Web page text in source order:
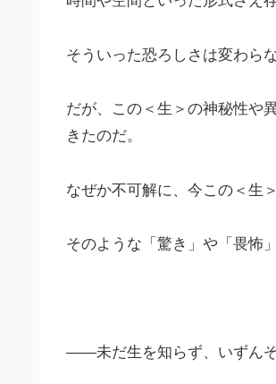
そういった恐ろしさは変わらな
だが、この＜生＞の神秘性や
きたのだ。
なぜか不可解に、今この＜生
そのような「驚き」や「畏怖
――未だ生を知らず、いずんぞ